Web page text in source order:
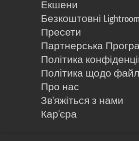
Екшени
Безкоштовні Lightroom
Пресети
Партнерська
Політика
Політика щодо
Про нас
Зв'яжіться з нами
Кар'єра